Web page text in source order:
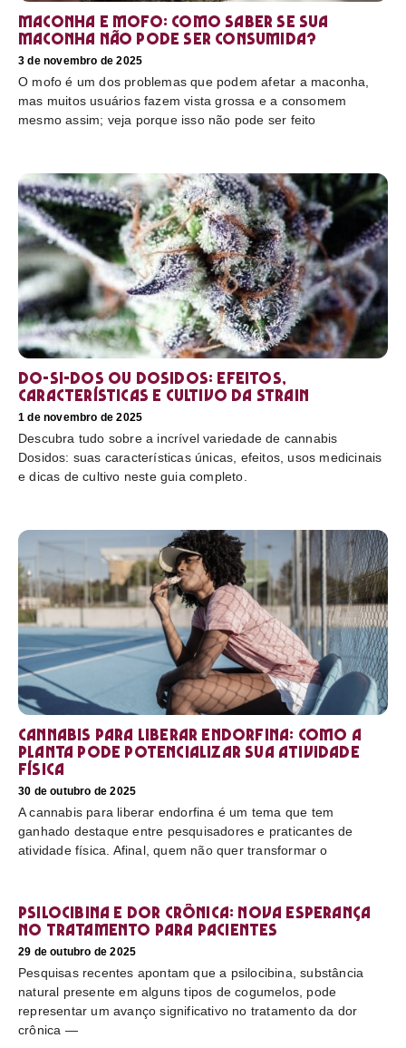
Maconha e mofo: como saber se sua
maconha não pode ser consumida?
3 de novembro de 2025
O mofo é um dos problemas que podem afetar a maconha,
mas muitos usuários fazem vista grossa e a consomem
mesmo assim; veja porque isso não pode ser feito
Do-Si-Dos ou Dosidos: efeitos,
características e cultivo da strain
1 de novembro de 2025
Descubra tudo sobre a incrível variedade de cannabis
Dosidos: suas características únicas, efeitos, usos medicinais
e dicas de cultivo neste guia completo.
Cannabis para liberar endorfina: como a
planta pode potencializar sua atividade
física
30 de outubro de 2025
A cannabis para liberar endorfina é um tema que tem
ganhado destaque entre pesquisadores e praticantes de
atividade física. Afinal, quem não quer transformar o
Psilocibina e dor crônica: nova esperança
no tratamento para pacientes
29 de outubro de 2025
Pesquisas recentes apontam que a psilocibina, substância
natural presente em alguns tipos de cogumelos, pode
representar um avanço significativo no tratamento da dor
crônica —